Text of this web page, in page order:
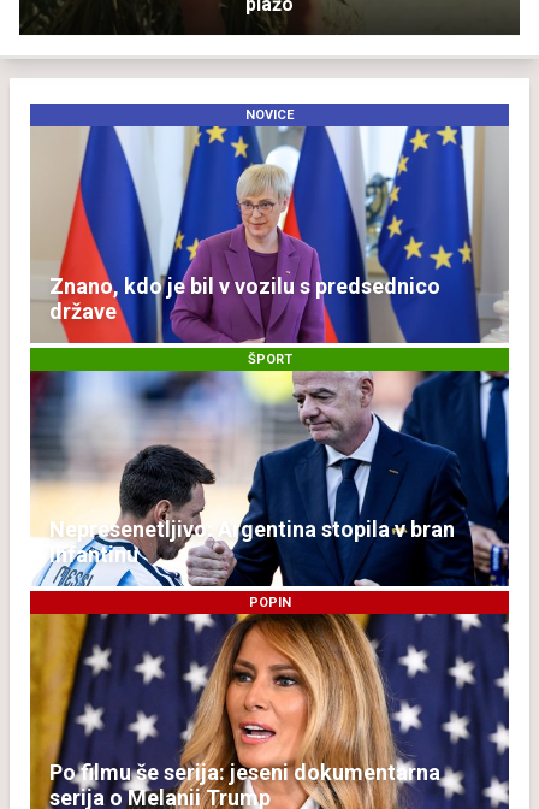
plažo
NOVICE
Znano, kdo je bil v vozilu s predsednico
države
ŠPORT
Nepresenetljivo: Argentina stopila v bran
Infantinu
POPIN
Po filmu še serija: jeseni dokumentarna
serija o Melanii Trump